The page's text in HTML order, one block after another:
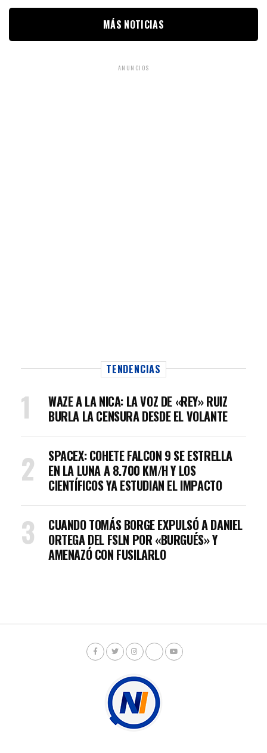
MÁS NOTICIAS
ANUNCIOS
TENDENCIAS
WAZE A LA NICA: LA VOZ DE «REY» RUIZ
BURLA LA CENSURA DESDE EL VOLANTE
SPACEX: COHETE FALCON 9 SE ESTRELLA
EN LA LUNA A 8.700 KM/H Y LOS
CIENTÍFICOS YA ESTUDIAN EL IMPACTO
CUANDO TOMÁS BORGE EXPULSÓ A DANIEL
ORTEGA DEL FSLN POR «BURGUÉS» Y
AMENAZÓ CON FUSILARLO